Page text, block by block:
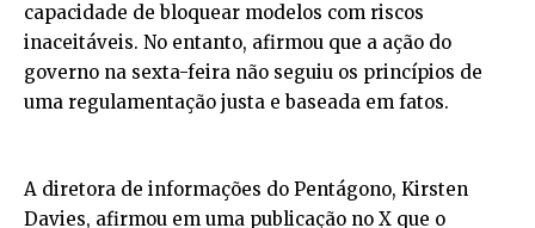
capacidade de bloquear modelos com riscos
inaceitáveis. No entanto, afirmou que a ação do
governo na sexta-feira não seguiu os princípios de
uma regulamentação justa e baseada em fatos.
A diretora de informações do Pentágono, Kirsten
Davies, afirmou em uma publicação no X que o